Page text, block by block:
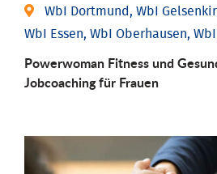
WbI Dortmund, WbI
WbI Essen, WbI Oberhausen,
Powerwoman Fitness und
Job­coaching für Frauen